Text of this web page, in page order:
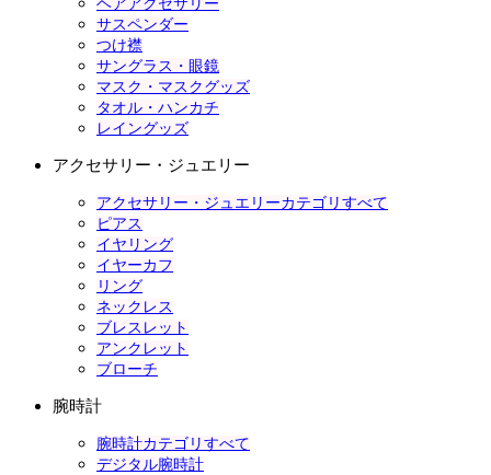
ヘアアクセサリー
サスペンダー
つけ襟
サングラス・眼鏡
マスク・マスクグッズ
タオル・ハンカチ
レイングッズ
アクセサリー・ジュエリー
アクセサリー・ジュエリーカテゴリすべて
ピアス
イヤリング
イヤーカフ
リング
ネックレス
ブレスレット
アンクレット
ブローチ
腕時計
腕時計カテゴリすべて
デジタル腕時計